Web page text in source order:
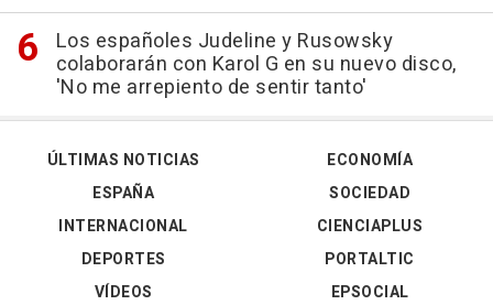
Los españoles Judeline y Rusowsky
colaborarán con Karol G en su nuevo disco,
'No me arrepiento de sentir tanto'
ÚLTIMAS NOTICIAS
ESPAÑA
INTERNACIONAL
DEPORTES
VÍDEOS
ECONOMÍA
SOCIEDAD
CIENCIAPLUS
PORTALTIC
EPSOCIAL